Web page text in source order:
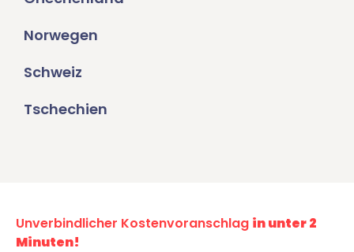
Norwegen
Schweiz
Tschechien
Unverbindlicher Kostenvoranschlag in unter 2
Minuten!